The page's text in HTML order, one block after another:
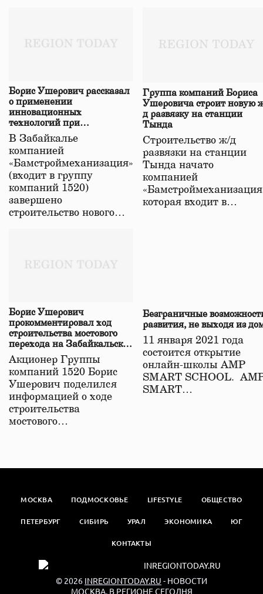
Борис Ушерович рассказал
о применении
инновационных
технологий при
строительстве нового моста
в Забайкалье
В Забайкалье
компанией
«Бамстроймеханизация»
(входит в группу
компаний 1520)
завершено
строительство нового…
Группа компаний Бориса
Ушеровича строит новую
д развязку на станции
Тында
Строительство ж/д
развязки на станции
Тында начато
компанией
которая входит в…
Борис Ушерович
прокомментировал ход
строительства мостового
перехода на Забайкальской
железной дороге
Акционер Группы
компаний 1520 Борис
Ушерович поделился
информацией о ходе
строительства
мостового…
Безграничные
развития, не выходя из
11 января 2021 года
состоится открытие
онлайн-школы АМР
SMART SCHOOL.
SMART…
МОСКВА ПОДМОСКОВЬЕ LIFESTYLE ОБЩЕСТВО
ПЕТЕРБУРГ СИБИРЬ УРАЛ ЭКОНОМИКА ЮГ
КОНТАКТЫ
© 2026 INREGIONTODAY.RU - НОВОСТИ
МОСКВА. В РЕГИОНЕ СЕГОДНЯ